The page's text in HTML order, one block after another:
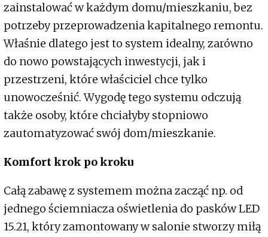
zainstalować w każdym domu/mieszkaniu, bez
potrzeby przeprowadzenia kapitalnego remontu.
Właśnie dlatego jest to system idealny, zarówno
do nowo powstających inwestycji, jak i
przestrzeni, które właściciel chce tylko
unowocześnić. Wygodę tego systemu odczują
także osoby, które chciałyby stopniowo
zautomatyzować swój dom/mieszkanie.
Komfort krok po kroku
Całą zabawę z systemem można zacząć np. od
jednego ściemniacza oświetlenia do pasków LED
15.21, który zamontowany w salonie stworzy miłą